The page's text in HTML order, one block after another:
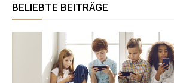
BELIEBTE BEITRÄGE